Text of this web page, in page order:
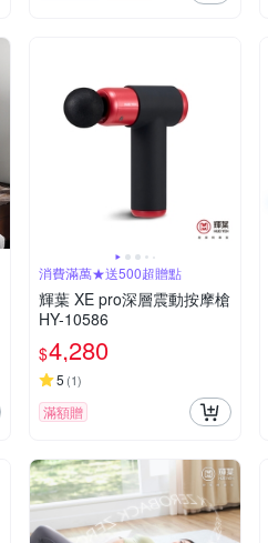
消費滿萬★送500超贈點
輝葉 XE pro深層震動按摩槍
HY-10586
$4,280
5 (1)
滿額贈